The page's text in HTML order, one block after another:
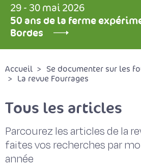
29 - 30 mai 2026
50 ans de la ferme
Bordes
Accueil
Se documenter sur les
La revue Fourrages
Tous les articles
Parcourez les articles de la
faites vos recherches par
année